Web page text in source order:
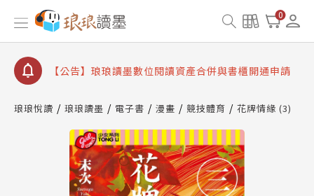
0
【公告】因 Readmoo 讀墨系統維護中，本站同步暫
停部分閱讀服務
【公告】琅琅讀墨書櫃開通常見問題
【公告】琅琅讀墨 3 分鐘完成書櫃開通與資產合併申
請圖文教學
【公告】琅琅書店服務升級重要說明及資產合併結果
查詢
【公告】因 Readmoo 讀墨系統維護中，本站同步暫
停部分閱讀服務
琅琅悅讀 琅琅讀墨 電子書 漫畫 競技體育 花牌情緣 (3)